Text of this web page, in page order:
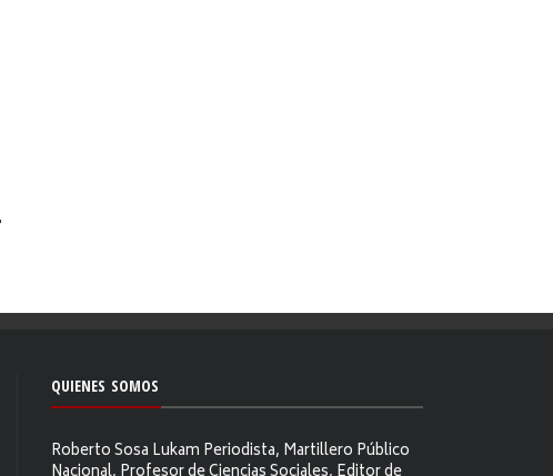
QUIENES SOMOS
Roberto Sosa Lukam Periodista, Martillero Público